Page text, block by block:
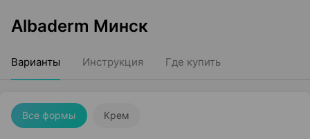
Albaderm Минск
Варианты Инструкция Где купить
Все формы Крем